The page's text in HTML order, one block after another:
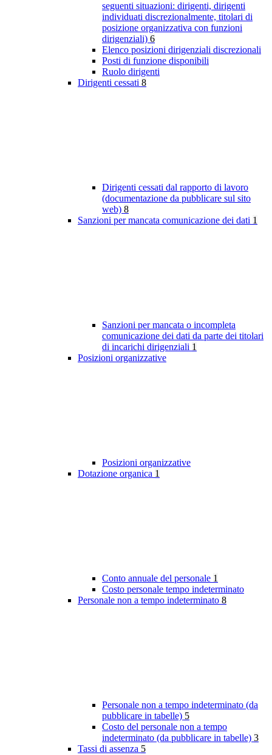
seguenti situazioni: dirigenti, dirigenti
individuati discrezionalmente, titolari di
posizione organizzativa con funzioni
dirigenziali) 6
Elenco posizioni dirigenziali discrezionali
Posti di funzione disponibili
Ruolo dirigenti
Dirigenti cessati 8
Dirigenti cessati dal rapporto di lavoro
(documentazione da pubblicare sul sito
web) 8
Sanzioni per mancata comunicazione dei dati 1
Sanzioni per mancata o incompleta
comunicazione dei dati da parte dei titolari
di incarichi dirigenziali 1
Posizioni organizzative
Posizioni organizzative
Dotazione organica 1
Conto annuale del personale 1
Costo personale tempo indeterminato
Personale non a tempo indeterminato 8
Personale non a tempo indeterminato (da
pubblicare in tabelle) 5
Costo del personale non a tempo
indeterminato (da pubblicare in tabelle) 3
Tassi di assenza 5